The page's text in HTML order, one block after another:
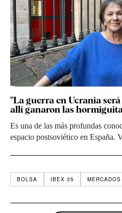
"La guerra en Ucrania
allí ganaron las
Es una de las más profundas
espacio postsoviético en
BOLSA IBEX 35 MERCADOS